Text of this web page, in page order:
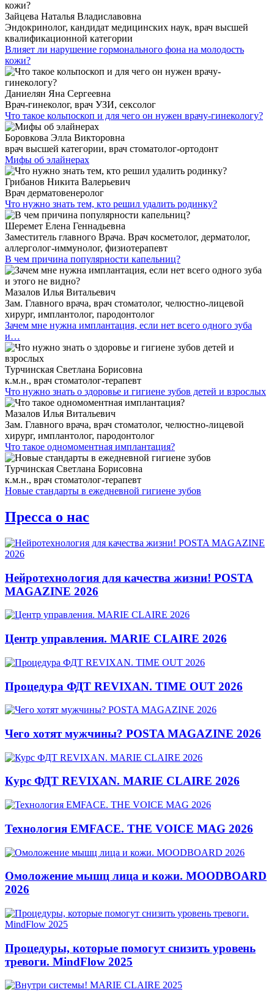
Зайцева Наталья Владиславовна
Эндокринолог, кандидат медицинских наук, врач высшей
квалификационной категории
Влияет ли нарушение гормонального фона на молодость
кожи?
Даниелян Яна Сергеевна
Врач-гинеколог, врач УЗИ, сексолог
Что такое кольпоскоп и для чего он нужен врачу-гинекологу?
Боровкова Элла Викторовна
врач высшей категории, врач стоматолог-ортодонт
Мифы об элайнерах
Грибанов Никита Валерьевич
Врач дерматовенеролог
Что нужно знать тем, кто решил удалить родинку?
Шеремет Елена Геннадьевна
Заместитель главного Врача. Врач косметолог, дерматолог,
аллерголог-иммунолог, физиотерапевт
В чем причина популярности капельниц?
Мазалов Илья Витальевич
Зам. Главного врача, врач стоматолог, челюстно-лицевой
хирург, имплантолог, пародонтолог
Зачем мне нужна имплантация, если нет всего одного зуба
и…
Турчинская Светлана Борисовна
к.м.н., врач стоматолог-терапевт
Что нужно знать о здоровье и гигиене зубов детей и взрослых
Мазалов Илья Витальевич
Зам. Главного врача, врач стоматолог, челюстно-лицевой
хирург, имплантолог, пародонтолог
Что такое одномоментная имплантация?
Турчинская Светлана Борисовна
к.м.н., врач стоматолог-терапевт
Новые стандарты в ежедневной гигиене зубов
Пресса о нас
Нейротехнология для качества жизни! POSTA
MAGAZINE 2026
Центр управления. MARIE CLAIRE 2026
Процедура ФДТ REVIXAN. TIME OUT 2026
Чего хотят мужчины? POSTA MAGAZINE 2026
Курс ФДТ REVIXAN. MARIE CLAIRE 2026
Технология EMFACE. THE VOICE MAG 2026
Омоложение мышц лица и кожи. MOODBOARD
2026
Процедуры, которые помогут снизить уровень
тревоги. MindFlow 2025